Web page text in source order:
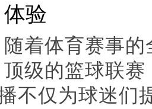
体验
随着体育赛事
顶级的篮球联
不仅为球迷们